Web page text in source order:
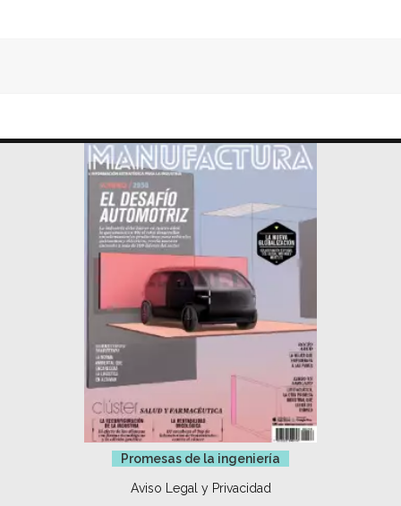
Promesas de la ingeniería
Aviso Legal y Privacidad